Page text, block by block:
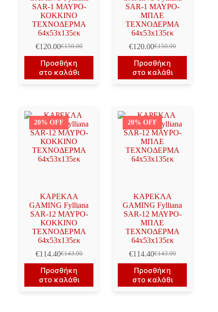
SAR-1 ΜΑΥΡΟ-
ΚΟΚΚΙΝΟ
ΤΕΧΝΟΔΕΡΜΑ
64x53x135εκ
€150.00
Original
price
was:
€150.00.
€120.00Η
τρέχουσα
τιμή
είναι:
Προσθήκη
στο καλάθι
SAR-1 ΜΑΥΡΟ-
ΜΠΛΕ
ΤΕΧΝΟΔΕΡΜΑ
64x53x135εκ
€150.00
Original
price
was:
€150.00.
€120.00Η
τρέχουσα
τιμή
είναι:
Προσθήκη
στο καλάθι
20% OFF
ΚΑΡΕΚΛΑ
GAMING Fylliana
SAR-12 ΜΑΥΡΟ-
ΚΟΚΚΙΝΟ
ΤΕΧΝΟΔΕΡΜΑ
64x53x135εκ
€143.00
Original
price
was:
€143.00.
€114.40Η
τρέχουσα
τιμή
είναι:
Προσθήκη
στο καλάθι
20% OFF
ΚΑΡΕΚΛΑ
GAMING Fylliana
SAR-12 ΜΑΥΡΟ-
ΜΠΛΕ
ΤΕΧΝΟΔΕΡΜΑ
64x53x135εκ
€143.00
Original
price
was:
€143.00.
€114.40Η
τρέχουσα
τιμή
είναι:
Προσθήκη
στο καλάθι